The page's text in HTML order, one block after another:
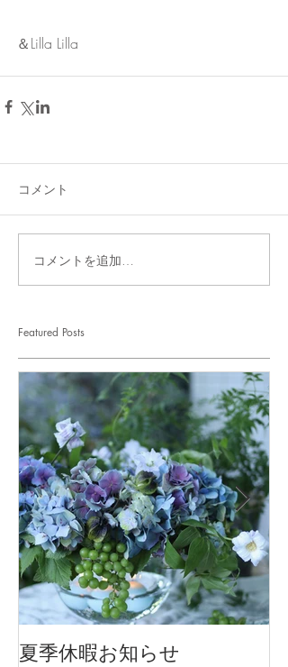
＆Lilla Lilla
コメント
コメントを追加…
Featured Posts
夏季休暇お知らせ